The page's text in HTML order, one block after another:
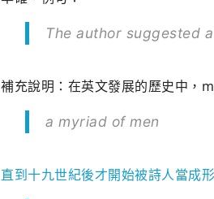
The author suggested a
補充說明：在英文發展的歷史中，
a myriad of men
直到十九世紀後才開始被詩人當成